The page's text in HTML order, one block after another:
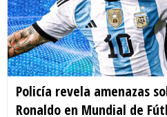
Policía revela amenazas
Ronaldo en Mundial de